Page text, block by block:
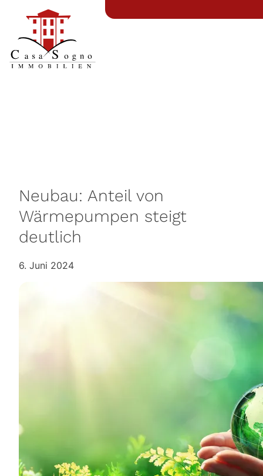
Neubau: Anteil von
Wärmepumpen steigt
deutlich
6. Juni 2024